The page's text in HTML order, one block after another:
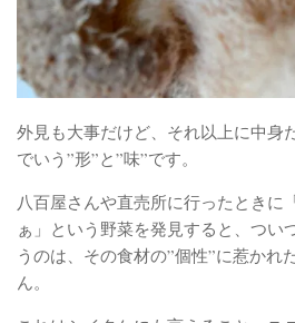
外見も大事だけど、それ以上に中身
でいう”形”と”味”です。
八百屋さんや直売所に行ったときに
ぁ」という野菜を発見すると、つい
うのは、その食材の”個性”に惹かれ
ん。